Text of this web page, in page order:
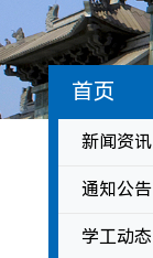
首页
新闻资讯
通知公告
学工动态